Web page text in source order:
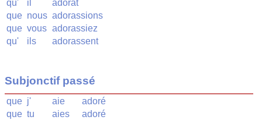
qu'
il
adorât
que nous adorassions
que vous adorassiez
qu'
ils adorassent
Subjonctif passé
que j' aie
adoré
que tu aies
adoré